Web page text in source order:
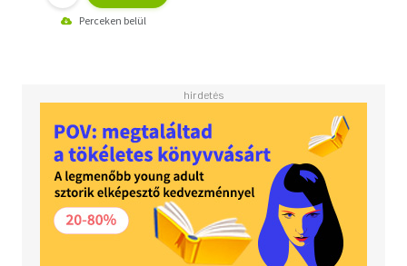
Perceken belül